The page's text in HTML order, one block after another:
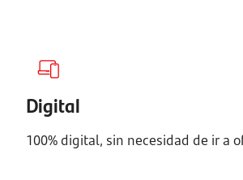
Digital
100% digital, sin necesidad de ir a